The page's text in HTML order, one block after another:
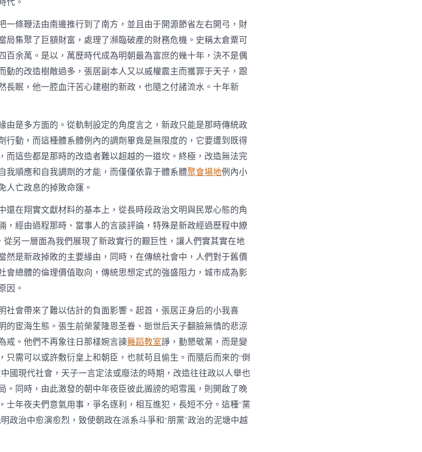
一條鞭法由南邊推行到了南方，並且由于開源節省左右開弓，財
局集聚了巨額財富，處理了瀕臨破產的財務危機。史稱太倉粟可
百余萬。是以，萬歷時代成為明朝最為富庶的幾十年，決不是偶
動的改造樹敵過多，張居副本人又以威權震主而獲罪于天子，跟
長眠，他一腔血汗苦心建樹的新政，也隨之付諸流水。十年新
由是多方面的。從軌制設定的角度言之，新政只能是那時傳統政
行動，而這種體系體例內的調劑畢竟是無限度的，它要遭到既得
而這些都是那時的改造者難以超越的一道坎。終極，改造無法完
我順應和自我調劑的才能，而僅僅依靠于體系體聚會場地例內小
人亡政息的掉敗命運。
還在翔實文獻材料的基本上，從長時段政治文明與民眾心態的角
，經由過程那時、當事人的言談評論，特殊是新政經過歷程中繚
從另一層面為我們展現了新政實行的艱巨性，讓人們實其實在地
然是新政掉敗的主要緣由，同時，在傳統社會中，人們對于舊價
會總體的倫理價值取向，傳統思想定式的強盛阻力，城市成為影
因。
社會帶來了難以估計的負面影響。起首，張居正身后的小我喜
的宦海生態。張生前榮蒙隆恩圣眷、逝世后天子翻臉無情的悲涼
戒。他們不再象往日那樣婉言諫舞蹈教室諍，勤懇敬業，而是變
只需可以或許敷衍皇上和朝臣，也就苟且偷生。而隨后而來的“倒
國現代社會，天子一言定法或廢法的時期，改造往往政以人舉也
。同時，由此激發的朝中年夜臣彼此譭謗的昭雪風，則開啟了晚
士年夜夫們意氣用事，爭名逐利，相互進犯，長短不分。這種“黨
政治中愈演愈烈，致使朝政在派系斗爭和“朋黨”政治的泥塘中越